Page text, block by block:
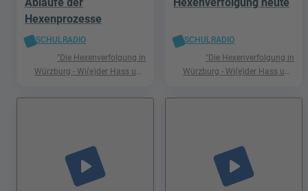
Hexenprozesse
SCHULRADIO
"Die Hexenverfolgung in
Würzburg - Wi(e)der Hass und
SCHULRADIO
"Die Hexenverfolgung in
Würzburg - Wi(e)der Hass und
play_arrow play_arrow